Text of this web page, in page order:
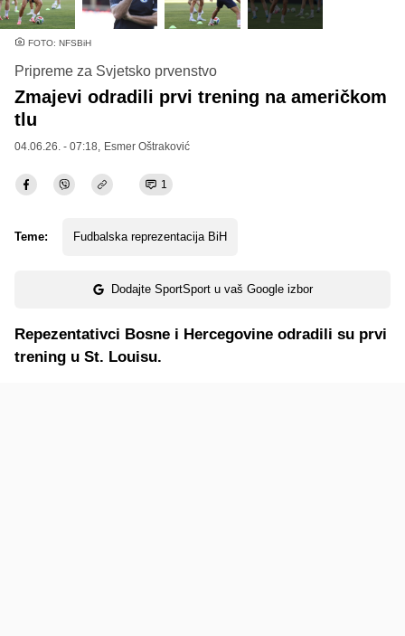
FOTO: NFSBiH
Pripreme za Svjetsko prvenstvo
Zmajevi odradili prvi trening na američkom
tlu
04.06.26. - 07:18, Esmer Oštraković
1
Teme: Fudbalska reprezentacija BiH
Dodajte SportSport u vaš Google izbor
Repezentativci Bosne i Hercegovine odradili su prvi
trening u St. Louisu.